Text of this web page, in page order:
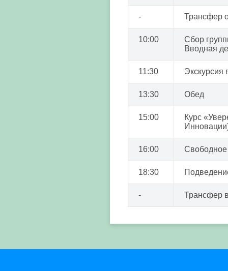
- Трансфер
10:00
Сбор
Вводная
11:30 Экскурсия
13:30 Обед
15:00
Курс
16:00 Свободное
18:30
- Трансфер